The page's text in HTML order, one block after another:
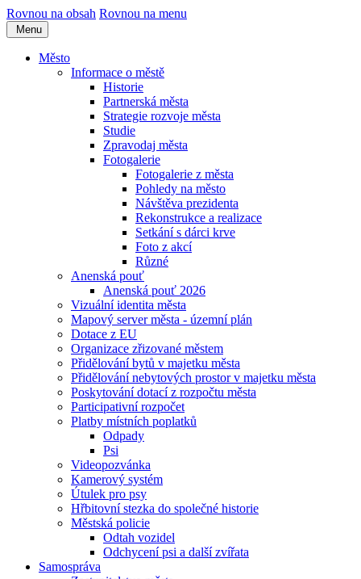
Rovnou na obsah Rovnou na menu
Menu
Město
Informace o městě
Historie
Partnerská města
Strategie rozvoje města
Studie
Zpravodaj města
Fotogalerie
Fotogalerie z města
Pohledy na město
Návštěva prezidenta
Rekonstrukce a realizace
Setkání s dárci krve
Foto z akcí
Různé
Anenská pouť
Anenská pouť 2026
Vizuální identita města
Mapový server města - územní plán
Dotace z EU
Organizace zřizované městem
Přidělování bytů v majetku města
Přidělování nebytových prostor v majetku města
Poskytování dotací z rozpočtu města
Participativní rozpočet
Platby místních poplatků
Odpady
Psi
Videopozvánka
Kamerový systém
Útulek pro psy
Hřbitovní stezka do společné historie
Městská policie
Odtah vozidel
Odchycení psi a další zvířata
Samospráva